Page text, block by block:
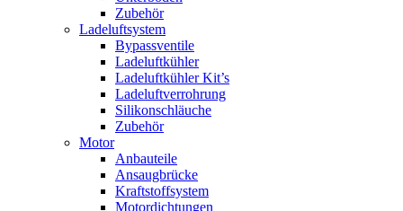
Zubehör
Ladeluftsystem
Bypassventile
Ladeluftkühler
Ladeluftkühler Kit’s
Ladeluftverrohrung
Silikonschläuche
Zubehör
Motor
Anbauteile
Ansaugbrücke
Kraftstoffsystem
Motordichtungen